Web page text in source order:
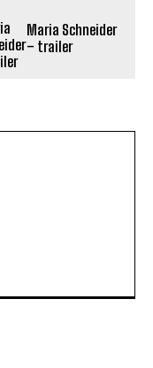
Maria Schneider
– trailer